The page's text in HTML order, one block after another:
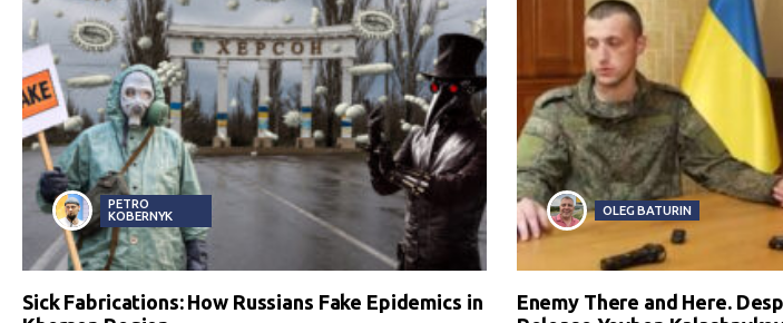
PETRO
KOBERNYK
Sick Fabrications: How Russians Fake Epidemics in
OLEG BATURIN
Enemy There and Here.